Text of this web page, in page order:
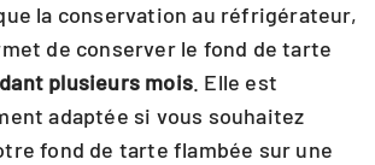
la conservation au réfrigérateur,
de conserver le fond de tarte
plusieurs mois. Elle est
adaptée si vous souhaitez
fond de tarte flambée sur une